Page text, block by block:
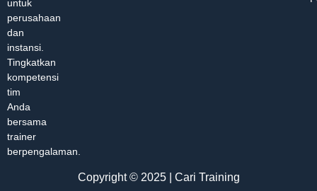
untuk
perusahaan
dan
instansi.
Tingkatkan
kompetensi
tim
Anda
bersama
trainer
berpengalaman.
Copyright © 2025 | Cari Training